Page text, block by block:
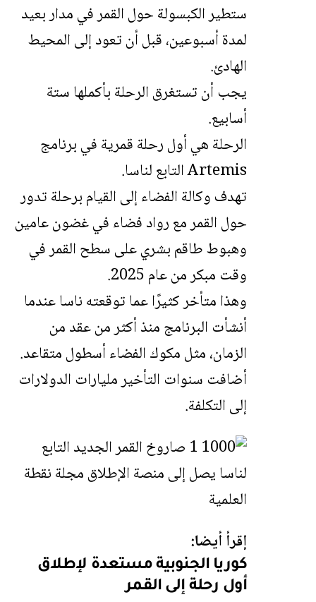
ستطير الكبسولة حول القمر في مدار بعيد
لمدة أسبوعين، قبل أن تعود إلى المحيط
الهادئ.
يجب أن تستغرق الرحلة بأكملها ستة
أسابيع.
الرحلة هي أول رحلة قمرية في برنامج
Artemis التابع لناسا.
تهدف وكالة الفضاء إلى القيام برحلة تدور
حول القمر مع رواد فضاء في غضون عامين
وهبوط طاقم بشري على سطح القمر في
وقت مبكر من عام 2025.
وهذا متأخر كثيرًا عما توقعته ناسا عندما
أنشأت البرنامج منذ أكثر من عقد من
الزمان، مثل مكوك الفضاء أسطول متقاعد.
أضافت سنوات التأخير مليارات الدولارات
إلى التكلفة.
إقرأ أيضا:
كوريا الجنوبية مستعدة لإطلاق
أول رحلة إلى القمر